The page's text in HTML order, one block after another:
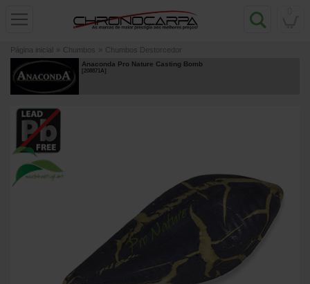
Página inicial » Chumbos » Chumbos Destorcedor
Anaconda Pro Nature Casting Bomb
[208871A]